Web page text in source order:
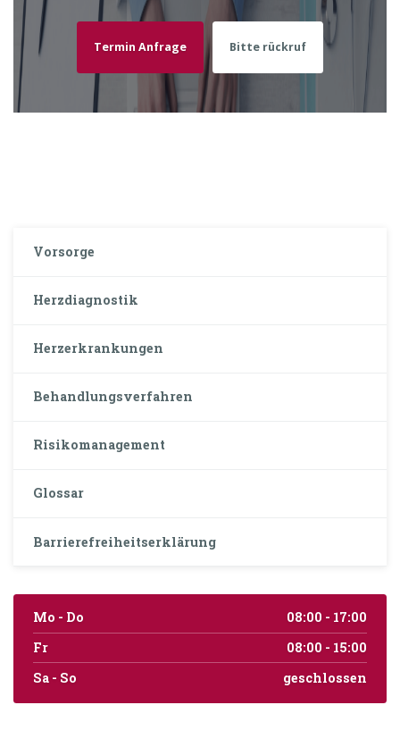
Termin Anfrage Bitte rückruf
Vorsorge
Herzdiagnostik
Herzerkrankungen
Behandlungsverfahren
Risikomanagement
Glossar
Barrierefreiheitserklärung
Mo - Do
08:00 - 17:00
Fr
08:00 - 15:00
Sa - So
geschlossen